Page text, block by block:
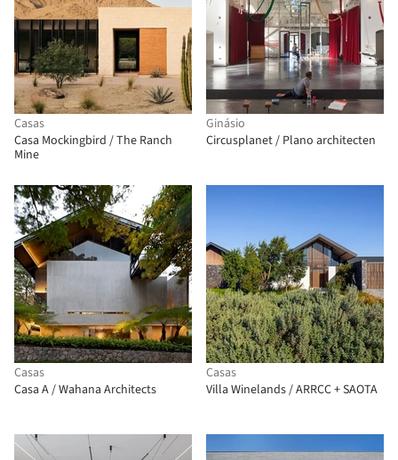
Casas
Casa Mockingbird / The Ranch
Mine
Ginásio
Circusplanet / Plano architecten
Casas
Casa A / Wahana Architects
Casas
Villa Winelands / ARRCC + SAOTA